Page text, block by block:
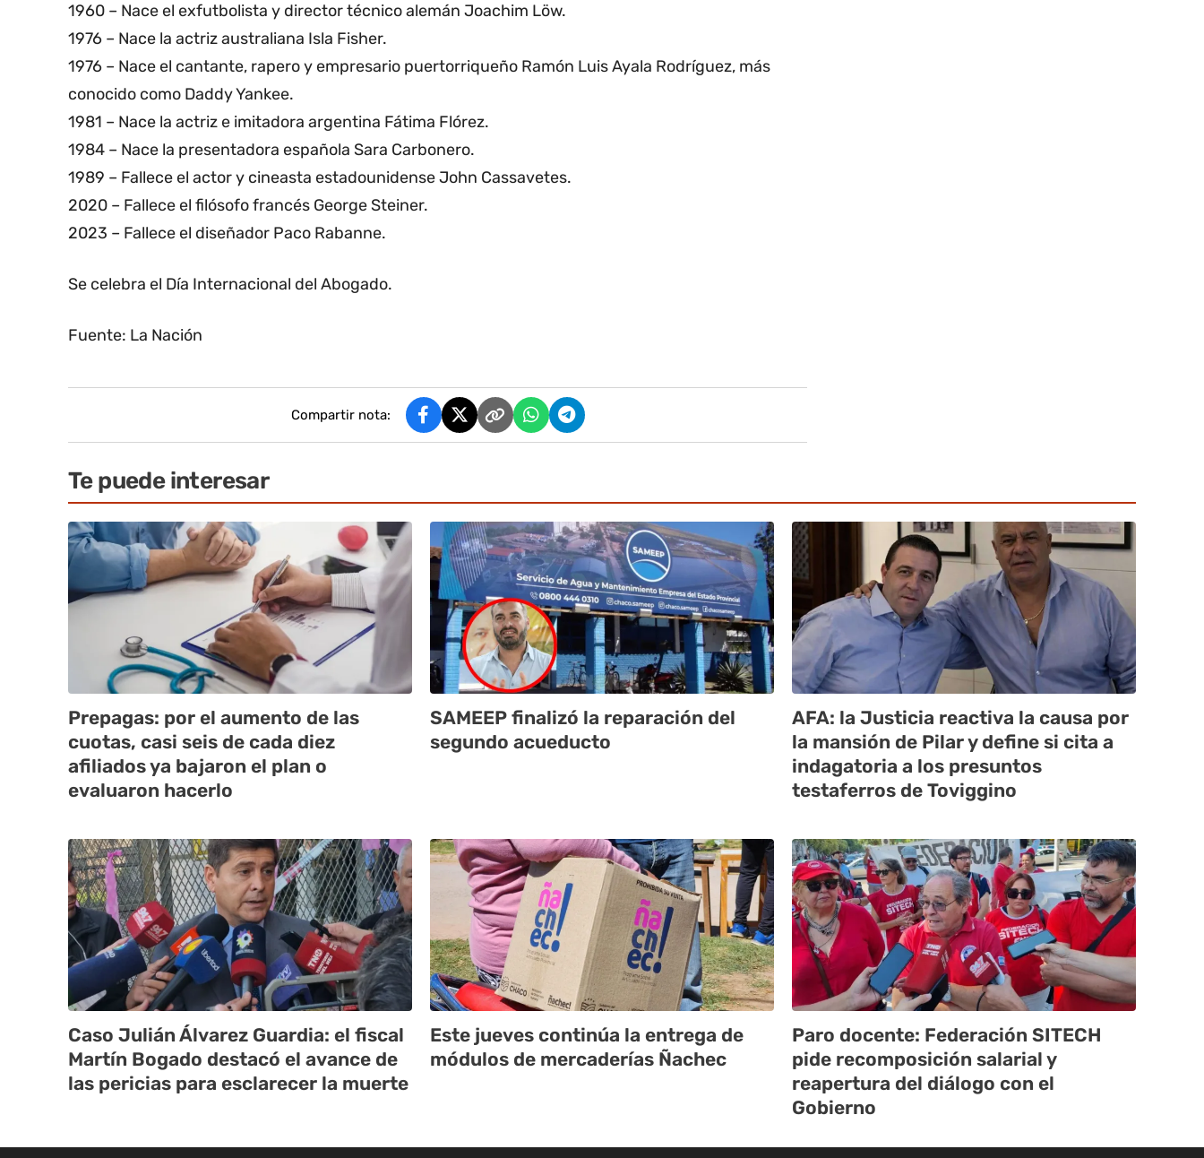
1960 – Nace el exfutbolista y director técnico alemán Joachim Löw.
1976 – Nace la actriz australiana Isla Fisher.
1976 – Nace el cantante, rapero y empresario puertorriqueño Ramón Luis Ayala Rodríguez, más
conocido como Daddy Yankee.
1981 – Nace la actriz e imitadora argentina Fátima Flórez.
1984 – Nace la presentadora española Sara Carbonero.
1989 – Fallece el actor y cineasta estadounidense John Cassavetes.
2020 – Fallece el filósofo francés George Steiner.
2023 – Fallece el diseñador Paco Rabanne.
Se celebra el Día Internacional del Abogado.
Fuente: La Nación
Compartir nota:
Te puede interesar
Prepagas: por el aumento de las
cuotas, casi seis de cada diez
afiliados ya bajaron el plan o
evaluaron hacerlo
SAMEEP finalizó la reparación del
segundo acueducto
AFA: la Justicia reactiva la causa por
la mansión de Pilar y define si cita a
indagatoria a los presuntos
testaferros de Toviggino
Caso Julián Álvarez Guardia: el fiscal
Martín Bogado destacó el avance de
las pericias para esclarecer la muerte
Este jueves continúa la entrega de
módulos de mercaderías Ñachec
Paro docente: Federación SITECH
pide recomposición salarial y
reapertura del diálogo con el
Gobierno